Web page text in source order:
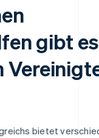
gibt
bietet